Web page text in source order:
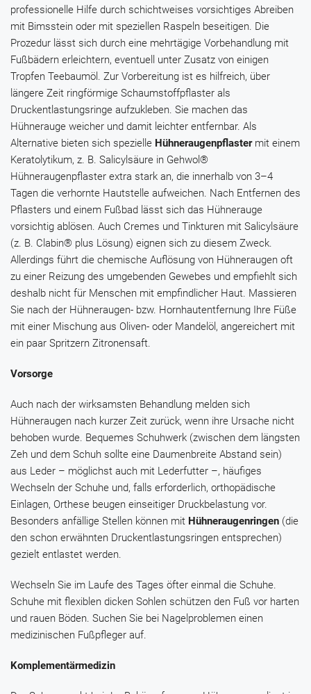
professionelle Hilfe durch schichtweises vorsichtiges Abreiben
mit Bimsstein oder mit speziellen Raspeln beseitigen. Die
Prozedur lässt sich durch eine mehrtägige Vorbehandlung mit
Fußbädern erleichtern, eventuell unter Zusatz von einigen
Tropfen Teebaumöl . Zur Vorbereitung ist es hilfreich, über
längere Zeit ringförmige Schaumstoffpflaster als
Druckentlastungsringe aufzukleben. Sie machen das
Hühnerauge weicher und damit leichter entfernbar. Als
Alternative bieten sich spezielle Hühneraugenpflastermit einem
Keratolytikum, z. B. Salicylsäure in Gehwol®
Hühneraugenpflaster extra stark an, die innerhalb von 3–4
Tagen die verhornte Hautstelle aufweichen. Nach Entfernen des
Pflasters und einem Fußbad lässt sich das Hühnerauge
vorsichtig ablösen. Auch Cremes und Tinkturen mit Salicylsäure
(z. B. Clabin® plus Lösung) eignen sich zu diesem Zweck.
Allerdings führt die chemische Auflösung von Hühneraugen oft
zu einer Reizung des umgebenden Gewebes und empfiehlt sich
deshalb nicht für Menschen mit empfindlicher Haut. Massieren
Sie nach der Hühneraugen- bzw. Hornhautentfernung Ihre Füße
mit einer Mischung aus Oliven- oder Mandelöl, angereichert mit
ein paar Spritzern Zitronensaft.
Vorsorge
Auch nach der wirksamsten Behandlung melden sich
Hühneraugen nach kurzer Zeit zurück, wenn ihre Ursache nicht
behoben wurde. Bequemes Schuhwerk (zwischen dem längsten
Zeh und dem Schuh sollte eine Daumenbreite Abstand sein)
aus Leder – möglichst auch mit Lederfutter –, häufiges
Wechseln der Schuhe und, falls erforderlich, orthopädische
Einlagen, Orthese beugen einseitiger Druckbelastung vor.
Besonders anfällige Stellen können mit Hühneraugenringen (die
den schon erwähnten Druckentlastungsringen entsprechen)
gezielt entlastet werden.
Wechseln Sie im Laufe des Tages öfter einmal die Schuhe.
Schuhe mit flexiblen dicken Sohlen schützen den Fuß vor harten
und rauen Böden. Suchen Sie bei Nagelproblemen einen
medizinischen Fußpfleger auf.
Komplementärmedizin